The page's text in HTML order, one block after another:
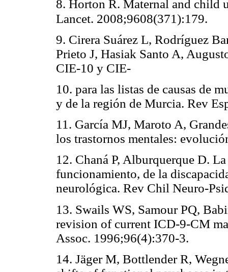
8. Horton R. Maternal and child
Lancet. 2008;9608(371):179.
9. Cirera Suárez L, Rodríguez
Prieto J, Hasiak Santo A,
CIE-10 y CIE-
10. para las listas de causas de
y de la región de Murcia. Rev
11. García MJ, Maroto A,
los trastornos mentales:
12. Chaná P, Alburquerque D.
funcionamiento, de la
neurológica. Rev Chil Neuro-
13. Swails WS, Samour PQ,
revision of current ICD-9-CM
Assoc. 1996;96(4):370-3.
14. Jäger M, Bottlender R,